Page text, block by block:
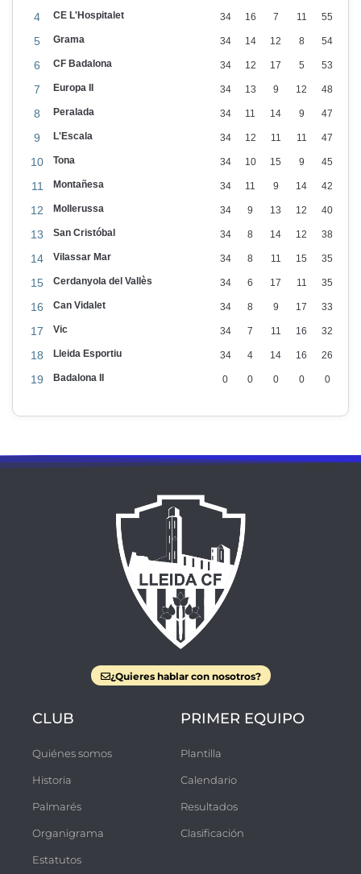
4 CE L'Hospitalet 34 16 7 11 55
5 Grama 34 14 12 8 54
6 CF Badalona 34 12 17 5 53
7 Europa II 34 13 9 12 48
8 Peralada 34 11 14 9 47
9 L'Escala 34 12 11 11 47
10 Tona 34 10 15 9 45
11 Montañesa 34 11 9 14 42
12 Mollerussa 34 9 13 12 40
13 San Cristóbal 34 8 14 12 38
14 Vilassar Mar 34 8 11 15 35
15 Cerdanyola del Vallès 34 6 17 11 35
16 Can Vidalet 34 8 9 17 33
17 Vic 34 7 11 16 32
18 Lleida Esportiu 34 4 14 16 26
19 Badalona II 0 0 0 0 0
¿Quieres hablar con nosotros?
CLUB
Quiénes somos
Historia
Palmarés
Organigrama
Estatutos
PRIMER EQUIPO
Plantilla
Calendario
Resultados
Clasificación